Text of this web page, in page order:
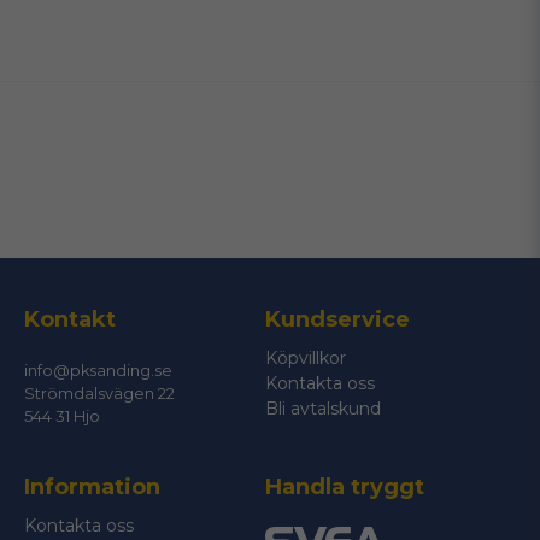
Ja, ni får publicera min fråga
Skicka fråga
Kontakt
info@pksanding.se
Strömdalsvägen 22
544 31 Hjo
Kundservice
Köpvillkor
Kontakta oss
Bli avtalskund
Information
Kontakta oss
Handla tryggt